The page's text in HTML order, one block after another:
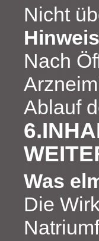
Nicht
Nach
Ablauf
Was
Die